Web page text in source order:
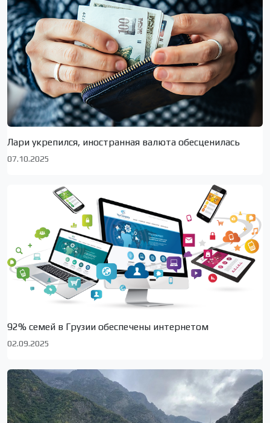
Лари укрепился, иностранная валюта обесценилась
07.10.2025
92% семей в Грузии обеспечены интернетом
02.09.2025